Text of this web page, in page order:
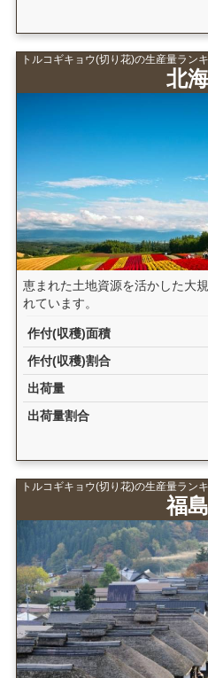
トルコギキョウ(切り花)の生産量ラン
北
恵まれた土地資源を活かした大
れています。
作付(収穫)面積
作付(収穫)割合
出荷量
出荷量割合
トルコギキョウ(切り花)の生産量ラン
福